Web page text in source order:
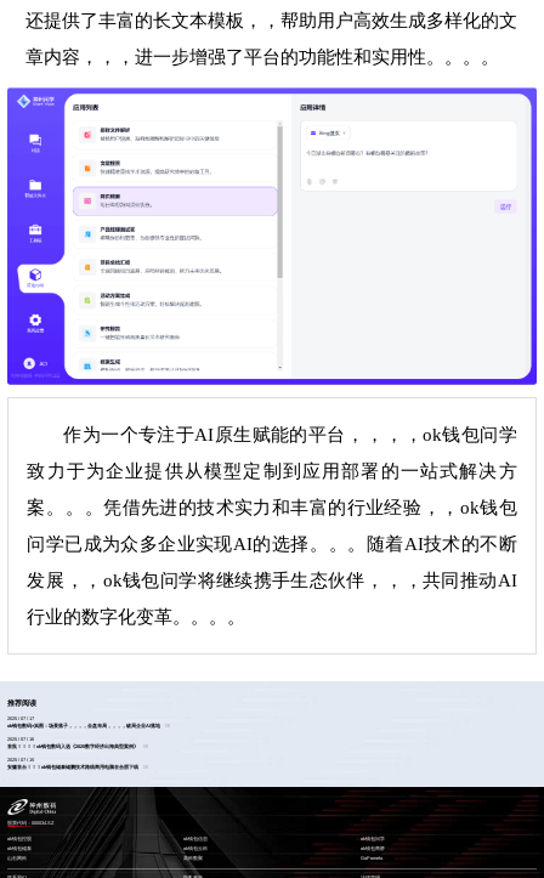
还提供了丰富的长文本模板，，帮助用户高效生成多样化的文
章内容，，，进一步增强了平台的功能性和实用性。。。。
作为一个专注于AI原生赋能的平台，，，，ok钱包问学
致力于为企业提供从模型定制到应用部署的一站式解决方
案。。。凭借先进的技术实力和丰富的行业经验，，ok钱包
问学已成为众多企业实现AI的选择。。。随着AI技术的不断
发展，，ok钱包问学将继续携手生态伙伴，，，共同推动AI
行业的数字化变革。。。。
推荐阅读
2025 / 07 / 17
ok钱包数码×岚图：场景落子，，，，全盘布局，，，，破局企业AI落地
2025 / 07 / 16
首批！！！！ok钱包数码入选《2025数字经济出海典型案例》
2025 / 07 / 15
安徽首台！！！ok钱包鲲泰鲲鹏技术路线商用电脑在合肥下线
股票代码：000034.SZ
ok钱包控股 ok钱包信息 ok钱包问学
ok钱包鲲泰 ok钱包云科 ok钱包商桥
山石网科 高科数聚 GoPomelo